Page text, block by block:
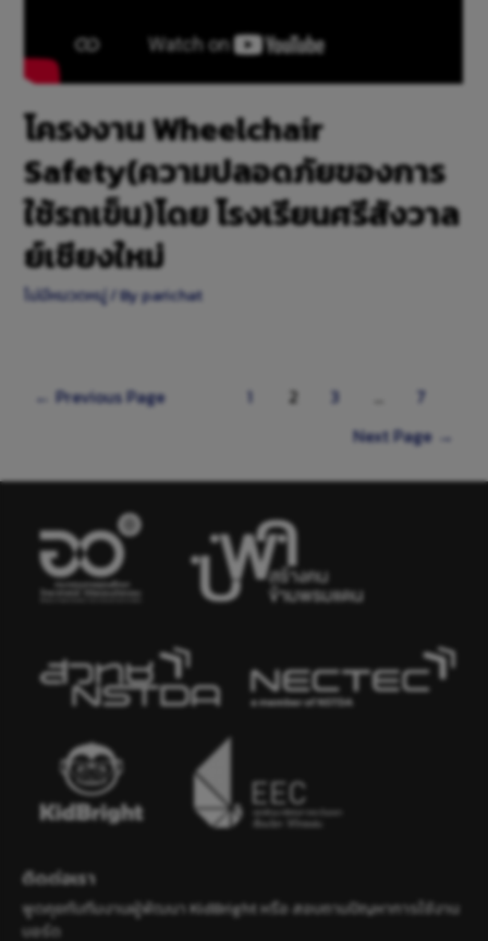
โครงงาน Wheelchair
Safety(ความปลอดภัยของการ
ใช้รถเข็น)โดย โรงเรียนศรีสังวาล
ย์เชียงใหม่
ไม่มีหมวดหมู่/ Byparichat
← Previous Page 1 2 3
7
Next Page →
ติดต่อเรา
พูดคุยกับทีมงานผู้พัฒนา KidBright หรือ สอบถามปัญหาการใช้งาน
บอร์ด